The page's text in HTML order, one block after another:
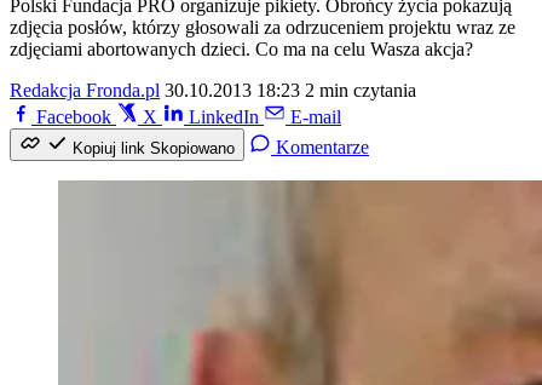
Polski Fundacja PRO organizuje pikiety. Obrońcy życia pokazują
zdjęcia posłów, którzy głosowali za odrzuceniem projektu wraz ze
zdjęciami abortowanych dzieci. Co ma na celu Wasza akcja?
Redakcja Fronda.pl 30.10.2013 18:23 2 min czytania
Facebook
X LinkedIn E-mail
Kopiuj link Skopiowano Komentarze